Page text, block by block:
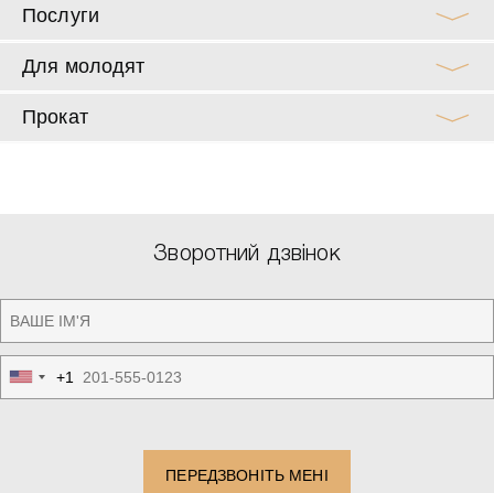
Послуги
Для молодят
Прокат
Зворотний дзвінок
United
States
+1
ПЕРЕДЗВОНІТЬ МЕНІ